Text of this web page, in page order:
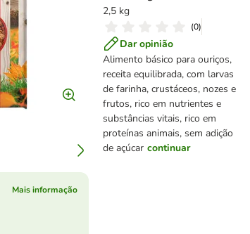
2,5 kg
(0)
Dar opinião
Alimento básico para ouriços,
receita equilibrada, com larvas
de farinha, crustáceos, nozes e
frutos, rico em nutrientes e
substâncias vitais, rico em
proteínas animais, sem adição
de açúcar continuar
Mais informação